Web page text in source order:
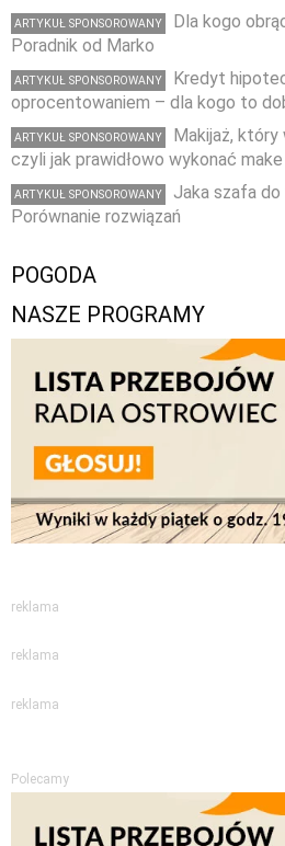
ARTYKUŁ SPONSOROWANY
Dla kogo
Poradnik od Marko
ARTYKUŁ SPONSOROWANY
Kredyt
oprocentowaniem – dla kogo to
ARTYKUŁ SPONSOROWANY
Makijaż, który
czyli jak prawidłowo wykonać
ARTYKUŁ SPONSOROWANY
Jaka szafa do
Porównanie rozwiązań
POGODA
NASZE PROGRAMY
reklama
reklama
reklama
Polecamy